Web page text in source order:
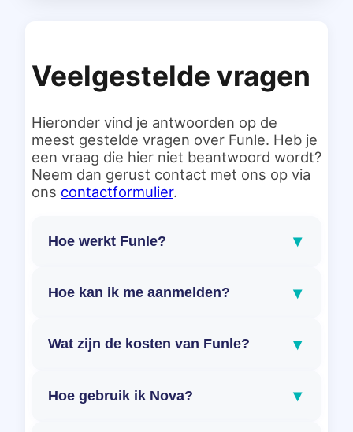
Veelgestelde vragen
Hieronder vind je antwoorden op de
meest gestelde vragen over Funle. Heb je
een vraag die hier niet beantwoord wordt?
Neem dan gerust contact met ons op via
ons contactformulier.
Hoe werkt Funle? ▾
Hoe kan ik me aanmelden? ▾
Wat zijn de kosten van Funle? ▾
Hoe gebruik ik Nova? ▾